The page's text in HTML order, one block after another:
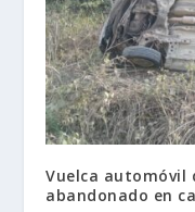
Vuelca automóvil
abandonado en